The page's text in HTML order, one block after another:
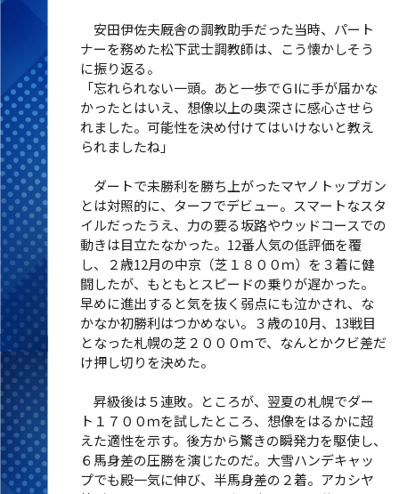
安田伊佐夫厩舎の調教助手だった当時、パート
ナーを務めた松下武士調教師は、こう懐かしそう
に振り返る。
「忘れられない一頭。あと一歩でＧⅠに手が届かな
かったとはいえ、想像以上の奥深さに感心させら
れました。可能性を決め付けてはいけないと教え
られましたね」
ダートで未勝利を勝ち上がったマヤノトップガン
とは対照的に、ターフでデビュー。スマートなスタ
イルだったうえ、力の要る坂路やウッドコースでの
動きは目立たなかった。12番人気の低評価を覆
し、２歳12月の中京（芝１８００ｍ）を３着に健
闘したが、もともとスピードの乗りが遅かった。
早めに進出すると気を抜く弱点にも泣かされ、な
かなか初勝利はつかめない。３歳の10月、13戦目
となった札幌の芝２０００ｍで、なんとかクビ差だ
け押し切りを決めた。
昇級後は５連敗。ところが、翌夏の札幌でダー
ト１７００ｍを試したところ、想像をはるかに超
えた適性を示す。後方から驚きの瞬発力を駆使し、
６馬身差の圧勝を演じたのだ。大雪ハンデキャッ
プでも殿一気に伸び、半馬身差の２着。アカシヤ